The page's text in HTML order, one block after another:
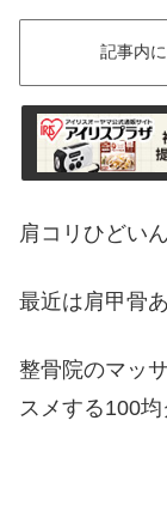
記事内
肩コリひどいん
最近は肩甲骨
整骨院のマッ
スメする100均